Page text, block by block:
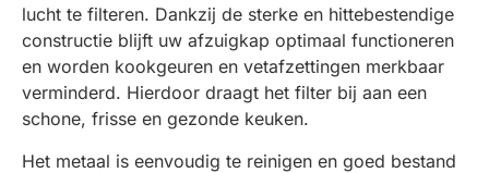
lucht te filteren. Dankzij de sterke en hittebestendige
constructie blijft uw afzuigkap optimaal functioneren
en worden kookgeuren en vetafzettingen merkbaar
verminderd. Hierdoor draagt het filter bij aan een
schone, frisse en gezonde keuken.
Het metaal is eenvoudig te reinigen en goed bestand